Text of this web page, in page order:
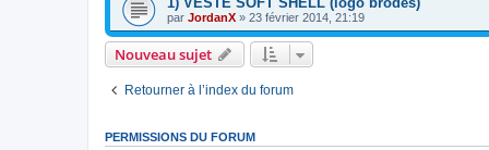
par JordanX » 23 février 2014, 21:19
Nouveau sujet
Retourner à l’index du forum
PERMISSIONS DU FORUM